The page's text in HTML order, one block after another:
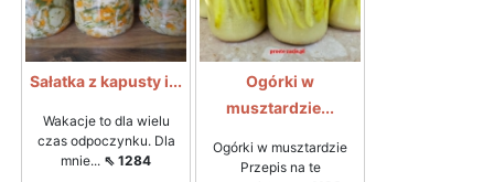
Sałatka z kapusty i...
Wakacje to dla wielu
czas odpoczynku. Dla
mnie... ⇖ 1284
Ogórki w
musztardzie...
Ogórki w musztardzie
Przepis na te